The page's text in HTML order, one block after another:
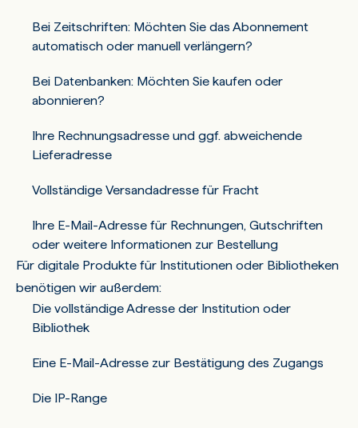
Bei Zeitschriften: Möchten Sie das Abonnement
automatisch oder manuell verlängern?
Bei Datenbanken: Möchten Sie kaufen oder
abonnieren?
Ihre Rechnungsadresse und ggf. abweichende
Lieferadresse
Vollständige Versandadresse für Fracht
Ihre E-Mail-Adresse für Rechnungen, Gutschriften
oder weitere Informationen zur Bestellung
Für digitale Produkte für Institutionen oder Bibliotheken
benötigen wir außerdem:
Die vollständige Adresse der Institution oder
Bibliothek
Eine E-Mail-Adresse zur Bestätigung des Zugangs
Die IP-Range